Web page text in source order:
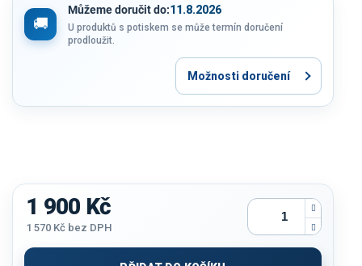
Můžeme doručit do:11.8.2026
U produktů s potiskem se může termín doručení
prodloužit.
Možnosti doručení
1 900 Kč
1 570 Kč bez DPH
cena: